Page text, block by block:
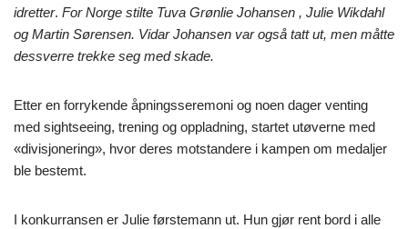
idretter. For Norge stilte Tuva Grønlie Johansen , Julie Wikdahl
og Martin Sørensen. Vidar Johansen var også tatt ut, men måtte
dessverre trekke seg med skade.
Etter en forrykende åpningsseremoni og noen dager venting
med sightseeing, trening og oppladning, startet utøverne med
«divisjonering», hvor deres motstandere i kampen om medaljer
ble bestemt.
I konkurransen er Julie førstemann ut. Hun gjør rent bord i alle